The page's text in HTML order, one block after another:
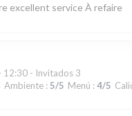
excellent service À refaire
12:30 - Invitados 3
Ambiente : 5/5 Menú : 4/5